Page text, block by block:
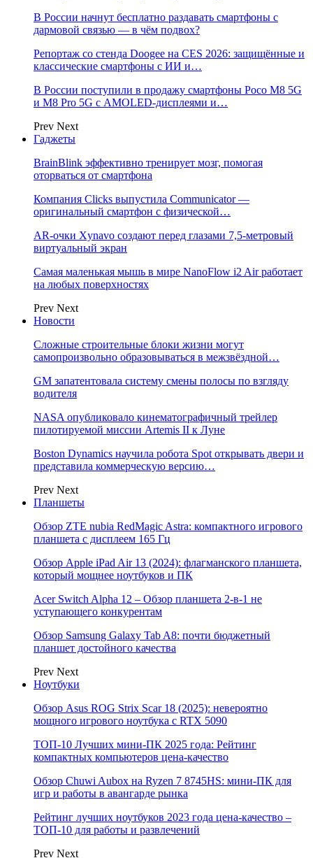
В России начнут бесплатно раздавать смартфоны с
дармовой связью — в чём подвох?
Репортаж со стенда Doogee на CES 2026: защищённые и
классические смартфоны с ИИ и…
В России поступили в продажу смартфоны Poco M8 5G
и M8 Pro 5G с AMOLED-дисплеями и…
Prev Next
Гаджеты
BrainBlink эффективно тренирует мозг, помогая
оторваться от смартфона
Компания Clicks выпустила Communicator —
оригинальный смартфон с физической…
AR-очки Xynavo создают перед глазами 7,5-метровый
виртуальный экран
Самая маленькая мышь в мире NanoFlow i2 Air работает
на любых поверхностях
Prev Next
Новости
Сложные строительные блоки жизни могут
самопроизвольно образовываться в межзвёздной…
GM запатентовала систему смены полосы по взгляду
водителя
NASA опубликовало кинематографичный трейлер
пилотируемой миссии Artemis II к Луне
Boston Dynamics научила робота Spot открывать двери и
представила коммерческую версию…
Prev Next
Планшеты
Обзор ZTE nubia RedMagic Astra: компактного игрового
планшета с дисплеем 165 Гц
Обзор Apple iPad Air 13 (2024): флагманского планшета,
который мощнее ноутбуков и ПК
Acer Switch Alpha 12 – Обзор планшета 2-в-1 не
уступающего конкурентам
Обзор Samsung Galaxy Tab A8: почти бюджетный
планшет достойного качества
Prev Next
Ноутбуки
Обзор Asus ROG Strix Scar 18 (2025): невероятно
мощного игрового ноутбука с RTX 5090
ТОП-10 Лучших мини-ПК 2025 года: Рейтинг
компактных компьютеров цена-качество
Обзор Chuwi Aubox на Ryzen 7 8745HS: мини-ПК для
игр и работы в авангарде рынка
Рейтинг лучших ноутбуков 2023 года цена-качество –
ТОП-10 для работы и развлечений
Prev Next